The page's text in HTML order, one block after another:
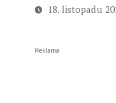
18. listopadu
Reklama